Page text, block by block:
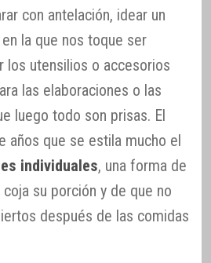
con antelación, idear un
la que nos toque ser
los utensilios o accesorios
las elaboraciones o las
luego todo son prisas. El
años que se estila mucho el
individuales, una forma de
su porción y de que no
después de las comidas